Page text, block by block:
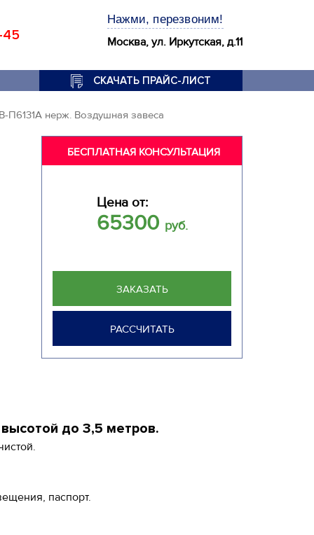
45
Нажми, перезвоним!
Москва, ул. Иркутская, д.11
СКАЧАТЬ ПРАЙС-ЛИСТ
П6131A нерж. Воздушная завеса
БЕСПЛАТНАЯ КОНСУЛЬТАЦИЯ
Цена от:
65300 руб.
ЗАКАЗАТЬ
РАССЧИТАТЬ
до 3,5 метров.
паспорт.